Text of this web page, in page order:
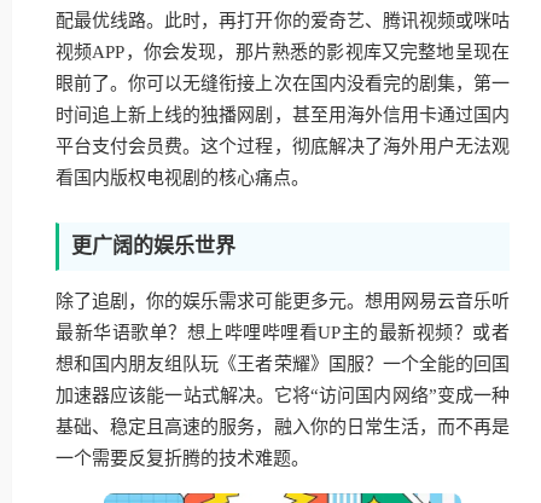
配最优线路。此时，再打开你的爱奇艺、腾讯视频或咪咕
视频APP，你会发现，那片熟悉的影视库又完整地呈现在
眼前了。你可以无缝衔接上次在国内没看完的剧集，第一
时间追上新上线的独播网剧，甚至用海外信用卡通过国内
平台支付会员费。这个过程，彻底解决了海外用户无法观
看国内版权电视剧的核心痛点。
更广阔的娱乐世界
除了追剧，你的娱乐需求可能更多元。想用网易云音乐听
最新华语歌单？想上哔哩哔哩看UP主的最新视频？或者
想和国内朋友组队玩《王者荣耀》国服？一个全能的回国
加速器应该能一站式解决。它将“访问国内网络”变成一种
基础、稳定且高速的服务，融入你的日常生活，而不再是
一个需要反复折腾的技术难题。